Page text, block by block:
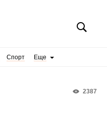
Спорт Еще
2387